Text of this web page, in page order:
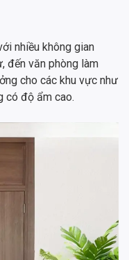
nhiều không gian
đến văn phòng làm
cho các khu vực như
có độ ẩm cao.